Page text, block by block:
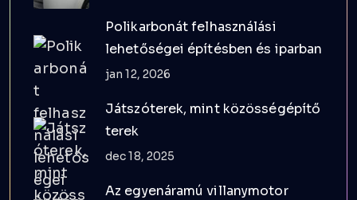
Polikarbonát felhasználási
lehetőségei építésben és iparban
jan 12, 2026
Játszóterek, mint közösségépítő
terek
dec 18, 2025
Az egyenáramú villanymotor